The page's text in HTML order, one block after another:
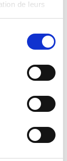
de leurs